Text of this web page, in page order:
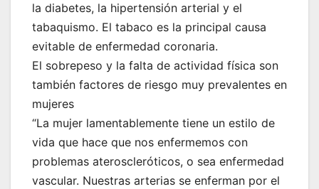
la diabetes, la hipertensión arterial y el
tabaquismo. El tabaco es la principal causa
evitable de enfermedad coronaria.
El sobrepeso y la falta de actividad física son
también factores de riesgo muy prevalentes en
mujeres
“La mujer lamentablemente tiene un estilo de
vida que hace que nos enfermemos con
problemas ateroscleróticos, o sea enfermedad
vascular. Nuestras arterias se enferman por el